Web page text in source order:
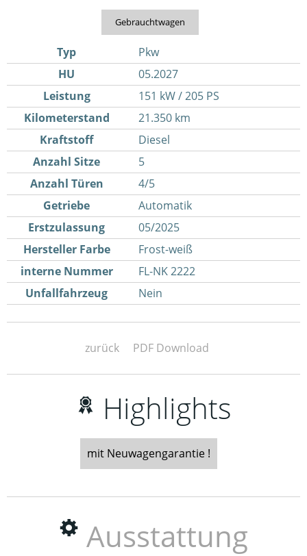
Gebrauchtwagen
Typ
Pkw
HU
05.2027
Leistung
151 kW / 205 PS
Kilometerstand
21.350 km
Kraftstoff
Diesel
Anzahl Sitze
5
Anzahl Türen
4/5
Getriebe
Automatik
Erstzulassung
05/2025
Hersteller Farbe
Frost-weiß
interne Nummer
FL-NK 2222
Unfallfahrzeug
Nein
zurück PDF Download
Highlights
mit Neuwagengarantie !
Ausstattung